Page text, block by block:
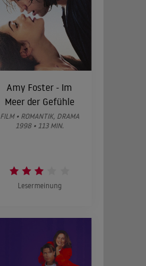
Amy Foster - Im
Meer der Gefühle
FILM • ROMANTIK, DRAMA
1998 • 113 MIN.
Lesermeinung